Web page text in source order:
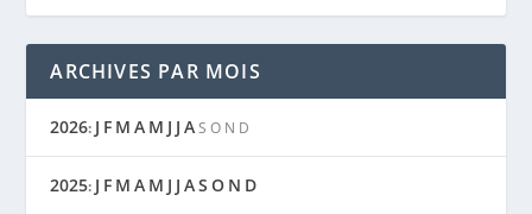
ARCHIVES PAR MOIS
2026: J F M A M J J A S O N D
2025: J F M A M J J AS O N D